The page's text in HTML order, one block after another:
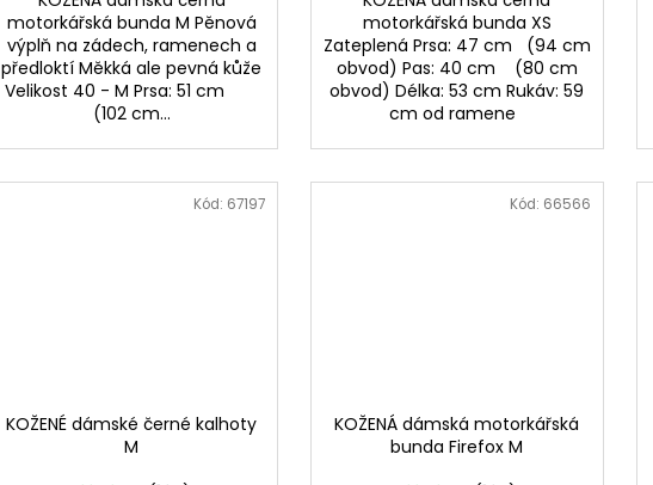
motorkářská bunda M Pěnová
výplň na zádech, ramenech a
předloktí Měkká ale pevná kůže
Velikost 40 - M Prsa: 51 cm
(102 cm...
motorkářská bunda XS
Zateplená Prsa: 47 cm (94 cm
obvod) Pas: 40 cm (80 cm
obvod) Délka: 53 cm Rukáv: 59
cm od ramene
KOŽENÉ dámské černé kalhoty
M
Kód: 67197
KOŽENÁ dámská motorkářská
bunda Firefox M
Kód: 66566